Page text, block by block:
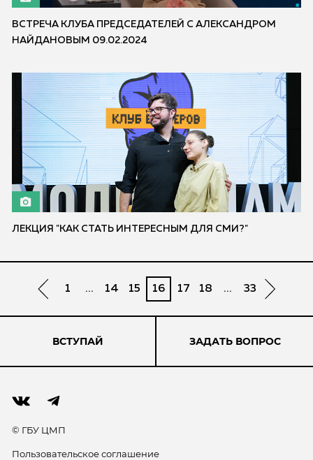
ВСТРЕЧА КЛУБА ПРЕДСЕДАТЕЛЕЙ С АЛЕКСАНДРОМ
НАЙДАНОВЫМ 09.02.2024
ЛЕКЦИЯ "КАК СТАТЬ ИНТЕРЕСНЫМ ДЛЯ СМИ?"
1 ... 14 15 16 17 18 ... 33
ВСТУПАЙ ЗАДАТЬ ВОПРОС
© ГБУ ЦМП
Пользовательское соглашение